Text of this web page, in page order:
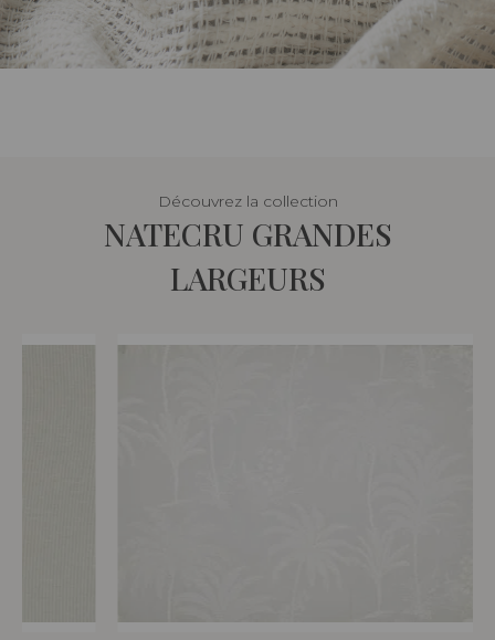
Découvrez la collection
NATECRU GRANDES
LARGEURS